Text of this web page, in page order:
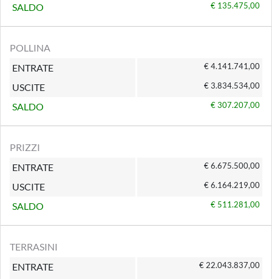
SALDO € 135.475,00
POLLINA
ENTRATE
€ 4.141.741,00
USCITE € 3.834.534,00
SALDO € 307.207,00
PRIZZI
ENTRATE
€ 6.675.500,00
USCITE € 6.164.219,00
SALDO € 511.281,00
TERRASINI
ENTRATE
€ 22.043.837,00